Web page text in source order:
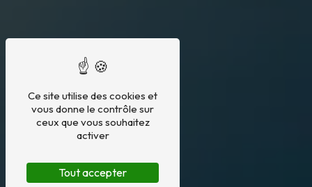
Ce site utilise des cookies et
vous donne le contrôle sur
ceux que vous souhaitez
activer
Tout accepter